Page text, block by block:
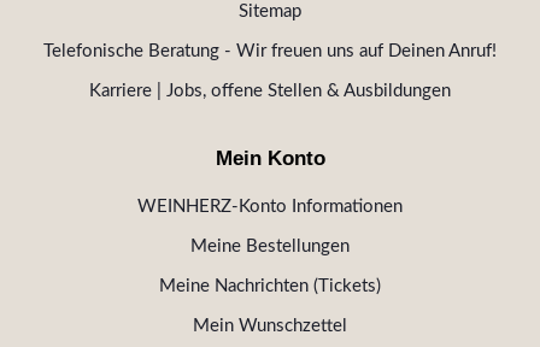
Sitemap
Telefonische Beratung - Wir freuen uns auf Deinen Anruf!
Karriere | Jobs, offene Stellen & Ausbildungen
Mein Konto
WEINHERZ-Konto Informationen
Meine Bestellungen
Meine Nachrichten (Tickets)
Mein Wunschzettel